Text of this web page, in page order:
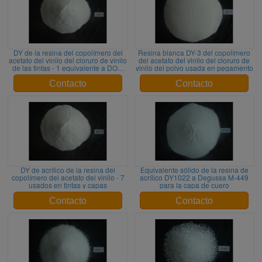
DY de la resina del copolímero del
acetato del vinilo del cloruro de vinilo
de las tintas - 1 equivalente a DOW
VYHD
Contacto
Resina blanca DY-3 del copolímero
del acetato del vinilo del cloruro de
vinilo del polvo usada en pegamento
Contacto
DY de acrílico de la resina del
copolímero del acetato del vinilo - 7
usados en tintas y capas
Contacto
Equivalente sólido de la resina de
acrílico DY1022 a Degussa M-449
para la capa de cuero
Contacto